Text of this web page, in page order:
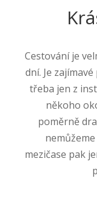
Cestování je
dní. Je
třeba jen z
někoho
poměrně
mezičase pak